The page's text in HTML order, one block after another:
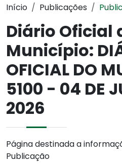
Início Publicações
Diário Oficial
Município:
OFICIAL DO
5100 - 04 DE
2026
Página destinada a
Publicação